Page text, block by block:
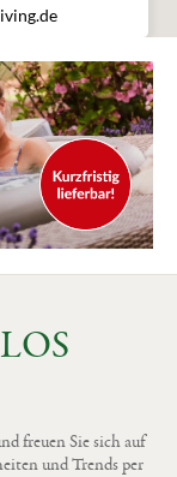
freuen Sie sich auf
und Trends per